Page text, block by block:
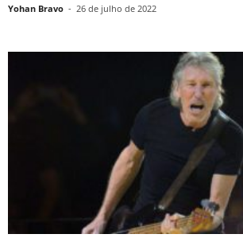
Yohan Bravo - 26 de julho de 2022